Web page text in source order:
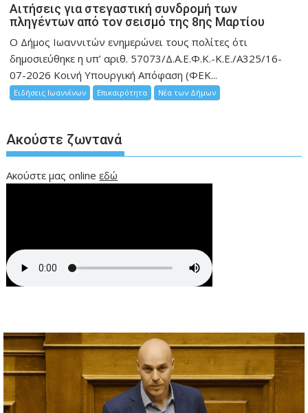
Αιτήσεις για στεγαστική συνδρομή των
πληγέντων από τον σεισμό της 8ης Μαρτίου
Ο Δήμος Ιωαννιτών ενημερώνει τους πολίτες ότι
δημοσιεύθηκε η υπ’ αριθ. 57073/Δ.Α.Ε.Φ.Κ.-Κ.Ε./Α325/16-
07-2026 Κοινή Υπουργική Απόφαση (ΦΕΚ...
Ειδήσεις Ιωαννίνων Επικαιρότητα Νέα των Δήμων
Ακούστε ζωντανά
Ακούστε μας onlineεδώ